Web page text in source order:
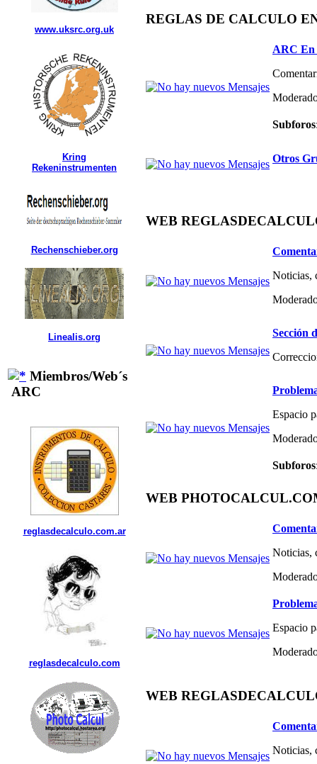
www.uksrc.org.uk
Kring
Rekeninstrumenten
Rechenschieber.org
Linealis.org
Miembros/Web´s
ARC
reglasdecalculo.com.ar
reglasdecalculo.com
REGLAS DE CALCULO
ARC En
Subforos
Otros
WEB
Noticias,
Sección
Espacio
Subforos
WEB
Noticias,
Espacio
WEB
Noticias,